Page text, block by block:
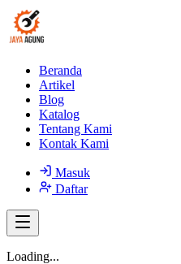
Beranda
Artikel
Blog
Katalog
Tentang Kami
Kontak Kami
Masuk
Daftar
Loading...